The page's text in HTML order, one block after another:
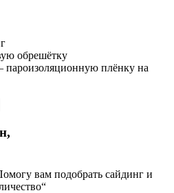
обрешётку
пароизоляционную плёнку на
вам подобрать сайдинг и